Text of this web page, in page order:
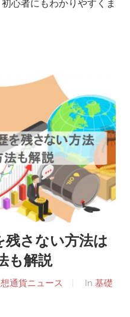
心者にもわかりやすくま
残さない方法は
も解説
通貨ニュース In 基礎